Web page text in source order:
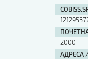
2000
АДРЕСА /